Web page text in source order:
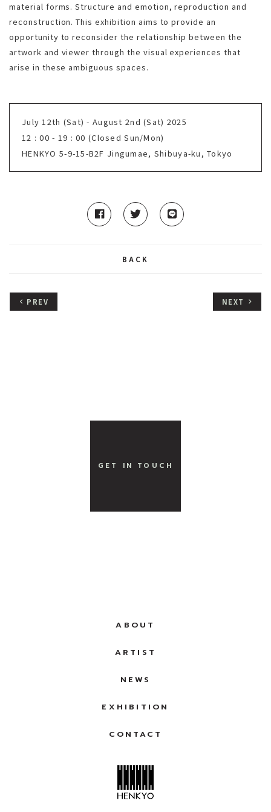
material forms. Structure and emotion, reproduction and
reconstruction. This exhibition aims to provide an
opportunity to reconsider the relationship between the
artwork and viewer through the visual experiences that
arise in these ambiguous spaces.
July 12th (Sat) - August 2nd (Sat) 2025
12 : 00 - 19 : 00 (Closed Sun/Mon)
HENKYO 5-9-15-B2F Jingumae, Shibuya-ku, Tokyo
BACK
keyboard_arrow_left PREV NEXT keyboard_arrow_right
GET IN TOUCH
ABOUT
ARTIST
NEWS
EXHIBITION
CONTACT